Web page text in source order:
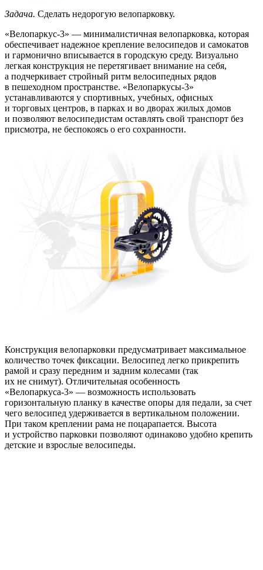
Задача. Сделать недорогую велопарковку.
«Велопаркус-3» — минималистичная велопарковка, которая
обеспечивает надежное крепление велосипедов и самокатов
и гармонично вписывается в городскую среду. Визуально
легкая конструкция не перетягивает внимание на себя,
а подчеркивает стройный ритм велосипедных рядов
в пешеходном пространстве. «Велопаркусы-3»
устанавливаются у спортивных, учебных, офисных
и торговых центров, в парках и во дворах жилых домов
и позволяют велосипедистам оставлять свой транспорт без
присмотра, не беспокоясь о его сохранности.
Конструкция велопарковки предусматривает максимальное
количество точек фиксации. Велосипед легко прикрепить
рамой и сразу передним и задним колесами (так
их не снимут). Отличительная особенность
«Велопаркуса-3» — возможность использовать
горизонтальную планку в качестве опоры для педали, за счет
чего велосипед удерживается в вертикальном положении.
При таком креплении рама не поцарапается. Высота
и устройство парковки позволяют одинаково удобно крепить
детские и взрослые велосипеды.